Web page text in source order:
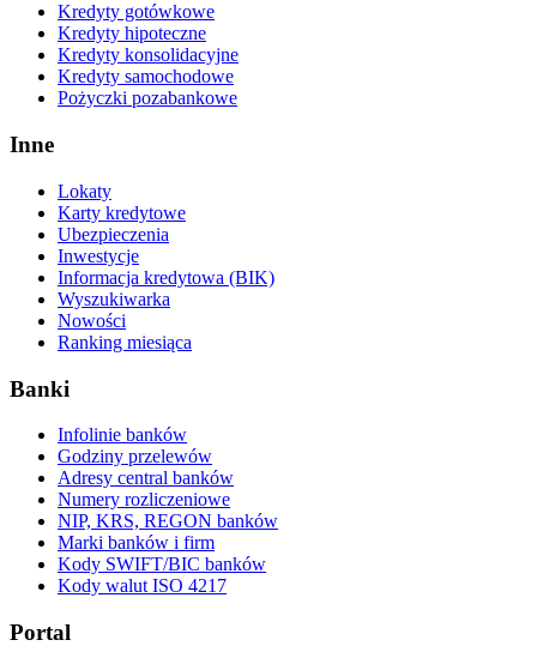
Kredyty gotówkowe
Kredyty hipoteczne
Kredyty konsolidacyjne
Kredyty samochodowe
Pożyczki pozabankowe
Inne
Lokaty
Karty kredytowe
Ubezpieczenia
Inwestycje
Informacja kredytowa (BIK)
Wyszukiwarka
Nowości
Ranking miesiąca
Banki
Infolinie banków
Godziny przelewów
Adresy central banków
Numery rozliczeniowe
NIP, KRS, REGON banków
Marki banków i firm
Kody SWIFT/BIC banków
Kody walut ISO 4217
Portal